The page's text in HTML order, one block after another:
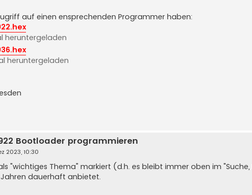
auf einen ensprechenden Programmer haben:
heruntergeladen
heruntergeladen
Bootloader programmieren
2023, 10:30
"wichtiges Thema" markiert (d.h. es bleibt immer oben im
Jahren dauerhaft anbietet.